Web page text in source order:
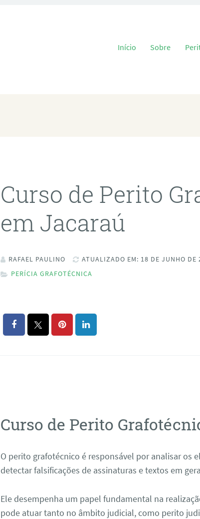
Pular para o conteúdo
Início Sobre
Curso de Perito
em Jacaraú
RAFAEL PAULINO
ATUALIZADO EM: 18 DE JUNHO DE
PERÍCIA GRAFOTÉCNICA
Curso de Perito
O perito grafotécnico é responsável por analisar os
detectar falsificações de assinaturas e textos em
Ele desempenha um papel fundamental na
pode atuar tanto no âmbito judicial, como perito